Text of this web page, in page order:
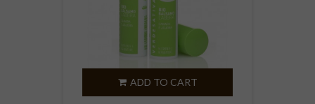
ADD TO CART